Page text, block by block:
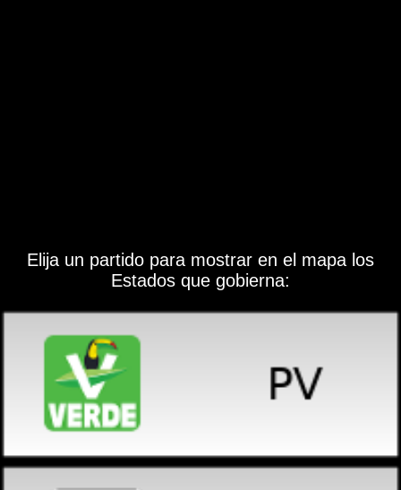
Elija un partido para mostrar en el mapa los
Estados que gobierna: